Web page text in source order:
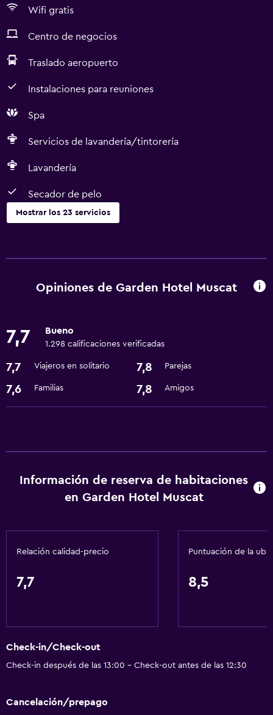
Wifi gratis
Centro de negocios
Traslado aeropuerto
Instalaciones para reuniones
Spa
Servicios de lavandería/tintorería
Lavandería
Secador de pelo
Mostrar los 23 servicios
Servicio de habitaciones
Instalaciones para reuniones
Accesibilidad y adecuación
Ascensor
Lavandería
Restaurante
Wifi gratis
Aire acondicionado
Spa
Opiniones de Garden Hotel Muscat
7,7 Bueno
1.298 calificaciones verificadas
7,7 Viajeros en solitario 7,8 Parejas
7,6 Familias 7,8 Amigos
Información de reserva de habitaciones
en Garden Hotel Muscat
Relación calidad-precio
7,7
Puntuación de la
8,5
Check-in/Check-out
Check-in después de las 13:00 - Check-out antes de las 12:30
Cancelación/prepago